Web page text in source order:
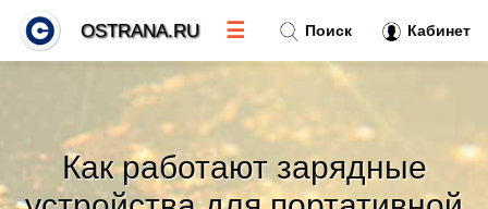
Как работают зарядные
Поиск Кабинет
OSTRANA.RU ☰
Тренды новостей»